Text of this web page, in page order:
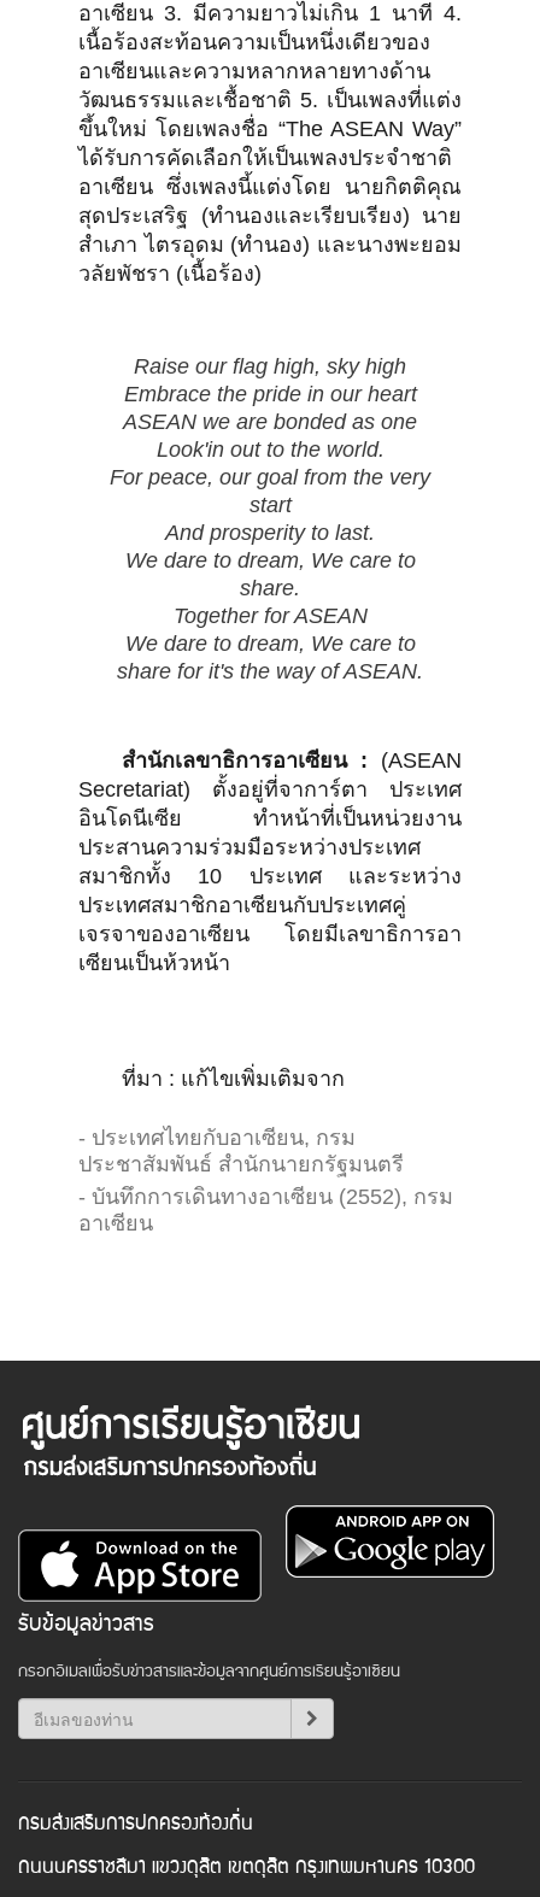
อาเซียน 3. มีความยาวไม่เกิน 1 นาที 4.
เนื้อร้องสะท้อนความเป็นหนึ่งเดียวของ
อาเซียนและความหลากหลายทางด้าน
วัฒนธรรมและเชื้อชาติ 5. เป็นเพลงที่แต่ง
ขึ้นใหม่ โดยเพลงชื่อ “The ASEAN Way”
ได้รับการคัดเลือกให้เป็นเพลงประจำชาติ
อาเซียน ซึ่งเพลงนี้แต่งโดย นายกิตติคุณ
สุดประเสริฐ (ทำนองและเรียบเรียง) นาย
สำเภา ไตรอุดม (ทำนอง) และนางพะยอม
วลัยพัชรา (เนื้อร้อง)
Raise our flag high, sky high
Embrace the pride in our heart
ASEAN we are bonded as one
Look'in out to the world.
For peace, our goal from the very
start
And prosperity to last.
We dare to dream, We care to
share.
Together for ASEAN
We dare to dream, We care to
share for it's the way of ASEAN.
สำนักเลขาธิการอาเซียน : (ASEAN
Secretariat) ตั้งอยู่ที่จาการ์ตา ประเทศ
อินโดนีเซีย ทำหน้าที่เป็นหน่วยงาน
ประสานความร่วมมือระหว่างประเทศ
สมาชิกทั้ง 10 ประเทศ และระหว่าง
ประเทศสมาชิกอาเซียนกับประเทศคู่
เจรจาของอาเซียน โดยมีเลขาธิการอา
เซียนเป็นห้วหน้า
ที่มา : แก้ไขเพิ่มเติมจาก
- ประเทศไทยกับอาเซียน, กรม
ประชาสัมพันธ์ สำนักนายกรัฐมนตรี
- บันทึกการเดินทางอาเซียน (2552), กรม
อาเซียน
รับข้อมูลข่าวสาร
กรอกอีเมลเพื่อรับข่าวสารและข้อมูลจากศูนย์การเรียนรู้อาเซียน
กรมส่งเสริมการปกครองท้องถิ่น
ถนนนครราชสีมา แขวงดุสิต เขตดุสิต กรุงเทพมหานคร 10300